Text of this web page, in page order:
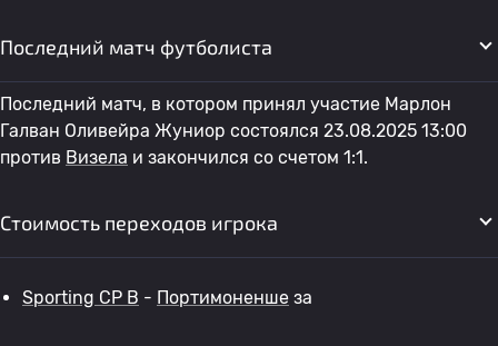
Последний матч футболиста
Последний матч, в котором принял участие Марлон
Галван Оливейра Жуниор состоялся 23.08.2025 13:00
против Визела и закончился со счетом 1:1.
Стоимость переходов игрока
Sporting CP B - Портимоненше за